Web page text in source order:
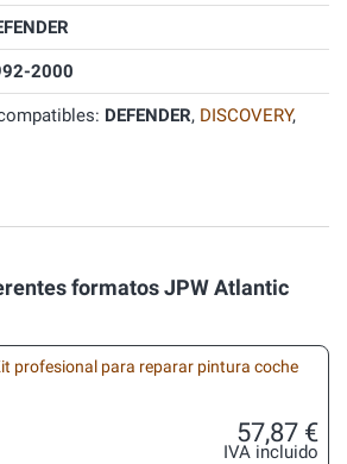
2000
DEFENDER, DISCOVERY,
formatos JPW Atlantic
profesional para reparar pintura coche
57,87 €
IVA incluido